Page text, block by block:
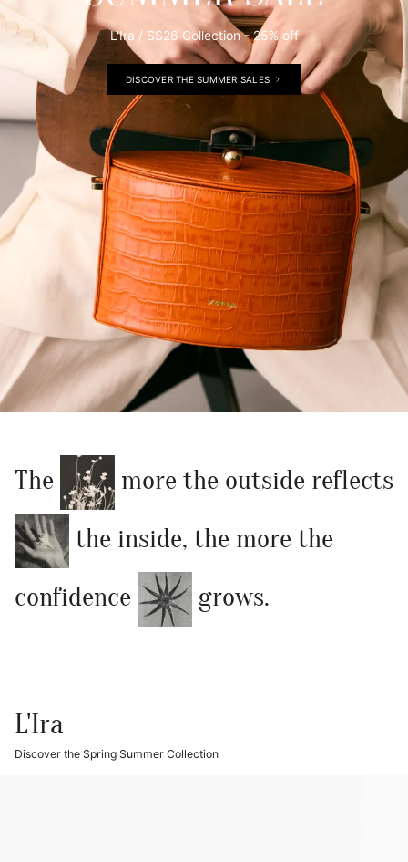
L'Ira / SS26 Collection - 25% off
DISCOVER THE SUMMER SALES
The
more the outside reflects
the inside, the more the
confidence
grows.
L'Ira
Discover the Spring Summer Collection